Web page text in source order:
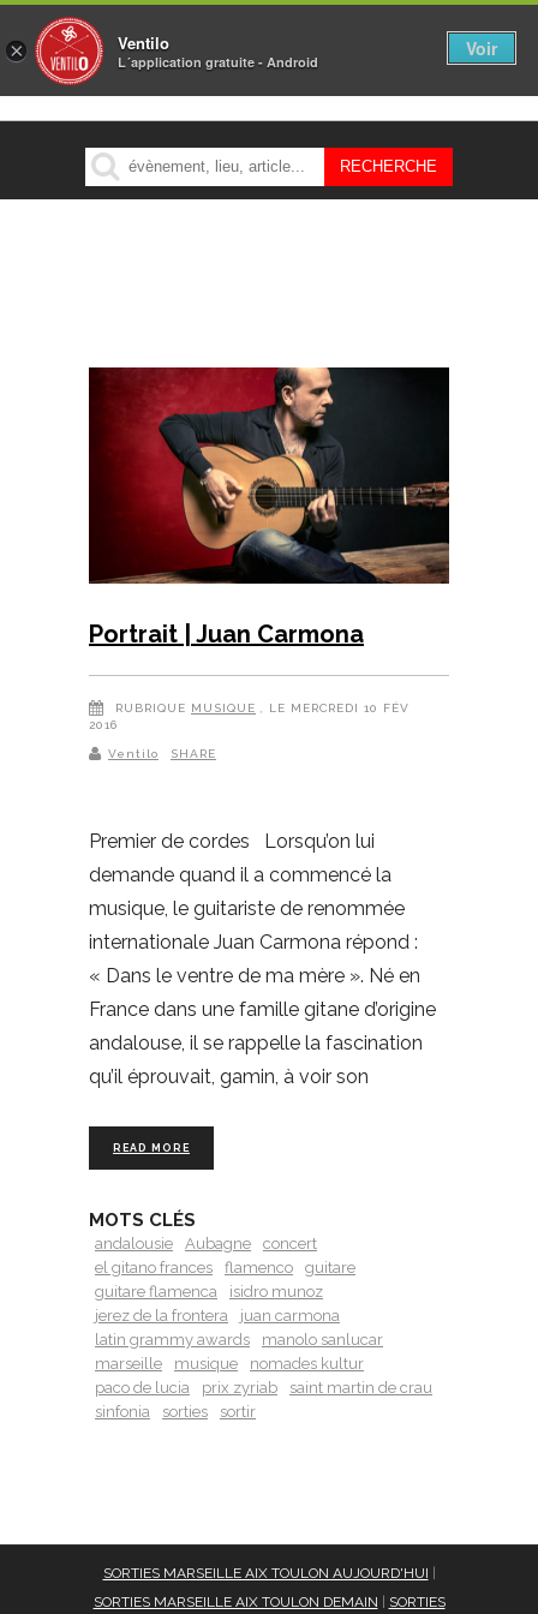
MENU
Portrait | Juan Carmona
RUBRIQUE MUSIQUE
, LE MERCREDI 10 FÉV
2016
Ventilo SHARE
Premier de cordes Lorsqu’on lui
demande quand il a commencé la
musique, le guitariste de renommée
internationale Juan Carmona répond :
« Dans le ventre de ma mère ». Né en
France dans une famille gitane d’origine
andalouse, il se rappelle la fascination
qu’il éprouvait, gamin, à voir son
READ MORE
MOTS CLÉS
andalousie Aubagne
concert
el gitano frances
flamenco
guitare
guitare flamenca
isidro munoz
jerez de la frontera
juan carmona
latin grammy awards
manolo sanlucar
marseille
musique
nomades kultur
paco de lucia
prix zyriab
saint martin de crau
sinfonia
sorties sortir
SORTIES MARSEILLE AIX TOULON AUJOURD'HUI
SORTIES MARSEILLE AIX TOULON DEMAIN
SORTIES
× Ventilo
L´application gratuite - Android
Voir